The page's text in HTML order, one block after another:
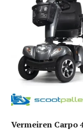
Vermeiren Carpo